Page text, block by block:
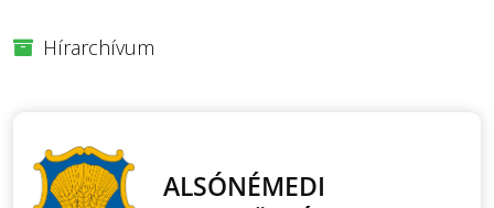
Hírarchívum